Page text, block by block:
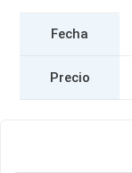
Fecha
Precio